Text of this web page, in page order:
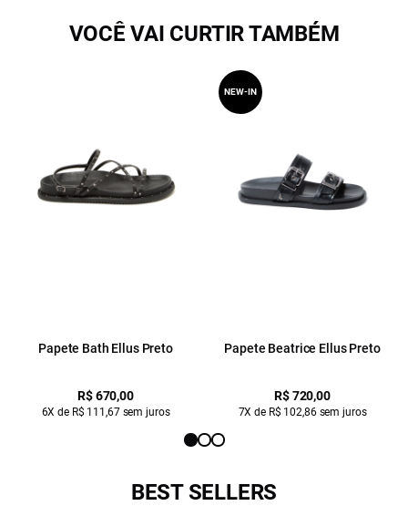
VOCÊ VAI CURTIR TAMBÉM
Papete Bath Ellus Preto
R$ 670,00
6X de R$ 111,67 sem juros
Papete Beatrice Ellus Preto
R$ 720,00
7X de R$ 102,86 sem juros
NEW-IN
BEST SELLERS